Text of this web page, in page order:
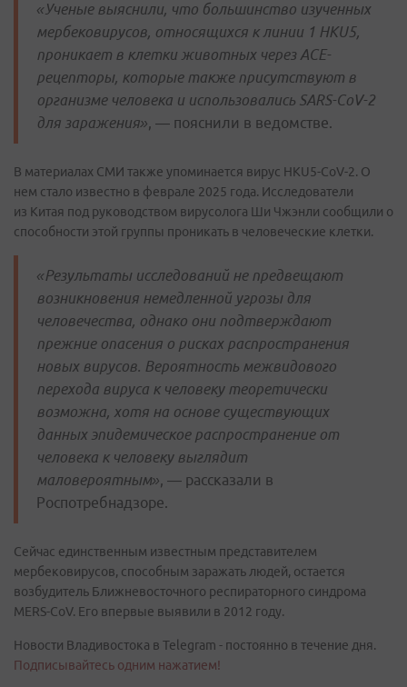
«Ученые выяснили, что большинство изученных
мербековирусов, относящихся к линии 1 HKU5,
проникает в клетки животных через ACE-
рецепторы, которые также присутствуют в
организме человека и использовались SARS-CoV-2
для заражения», — пояснили в ведомстве.
В материалах СМИ также упоминается вирус HKU5-CoV-2. О
нем стало известно в феврале 2025 года. Исследователи
из Китая под руководством вирусолога Ши Чжэнли сообщили о
способности этой группы проникать в человеческие клетки.
«Результаты исследований не предвещают
возникновения немедленной угрозы для
человечества, однако они подтверждают
прежние опасения о рисках распространения
новых вирусов. Вероятность межвидового
перехода вируса к человеку теоретически
возможна, хотя на основе существующих
данных эпидемическое распространение от
человека к человеку выглядит
маловероятным», — рассказали в
Роспотребнадзоре.
Сейчас единственным известным представителем
мербековирусов, способным заражать людей, остается
возбудитель Ближневосточного респираторного синдрома
MERS-CoV. Его впервые выявили в 2012 году.
Новости Владивостока в Telegram - постоянно в течение дня.
Подписывайтесь одним нажатием!